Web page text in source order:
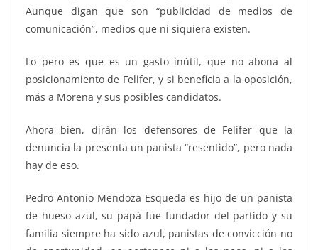
Aunque digan que son “publicidad de medios de
comunicación”, medios que ni siquiera existen.
Lo pero es que es un gasto inútil, que no abona al
posicionamiento de Felifer, y si beneficia a la oposición,
más a Morena y sus posibles candidatos.
Ahora bien, dirán los defensores de Felifer que la
denuncia la presenta un panista “resentido”, pero nada
hay de eso.
Pedro Antonio Mendoza Esqueda es hijo de un panista
de hueso azul, su papá fue fundador del partido y su
familia siempre ha sido azul, panistas de convicción no